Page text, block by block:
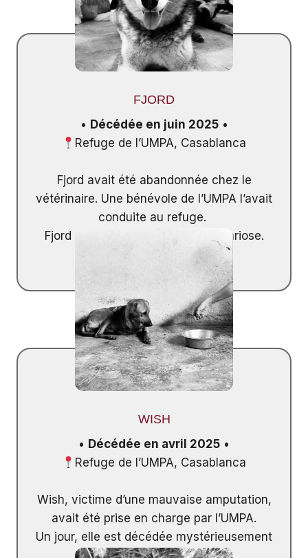
FJORD
• Décédée en juin 2025•
Refuge de l’UMPA, Casablanca
Fjord avait été abandonnée chez le
vétérinaire. Une bénévole de l’UMPA l’avait
conduite au refuge.
Fjord a été emportée par la dirofilariose.
WISH
• Décédée en avril 2025 •
Refuge de l’UMPA, Casablanca
Wish, victime d’une mauvaise amputation,
avait été prise en charge par l’UMPA.
Un jour, elle est décédée mystérieusement